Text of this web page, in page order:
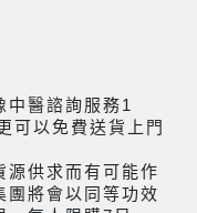
中醫諮詢服務1
可以免費送貨上門
源供求而有可能作
團將會以同等功效